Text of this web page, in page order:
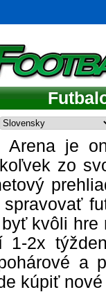
Arena je
zo
spravovať
kvôli hre
1-2x
a
kúpiť